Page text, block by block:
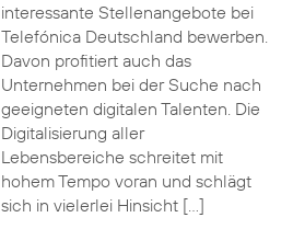
interessante Stellenangebote bei
Telefónica Deutschland bewerben.
Davon profitiert auch das
Unternehmen bei der Suche nach
geeigneten digitalen Talenten. Die
Digitalisierung aller
Lebensbereiche schreitet mit
hohem Tempo voran und schlägt
sich in vielerlei Hinsicht […]